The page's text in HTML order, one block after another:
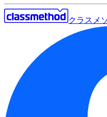
クラスメ